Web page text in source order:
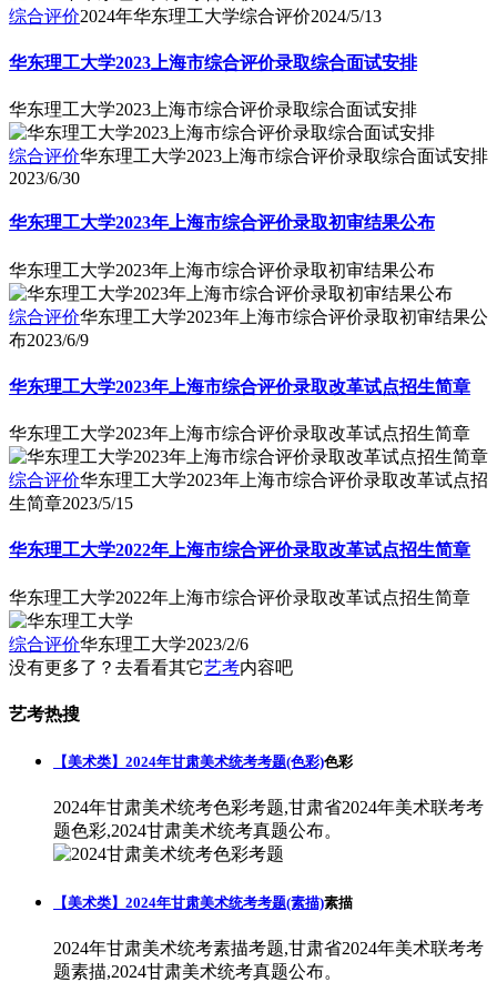
综合评价2024年华东理工大学综合评价2024/5/13
华东理工大学2023上海市综合评价录取综合面试安排
华东理工大学2023上海市综合评价录取综合面试安排
综合评价华东理工大学2023上海市综合评价录取综合面试安排
2023/6/30
华东理工大学2023年上海市综合评价录取初审结果公布
华东理工大学2023年上海市综合评价录取初审结果公布
综合评价华东理工大学2023年上海市综合评价录取初审结果公
布2023/6/9
华东理工大学2023年上海市综合评价录取改革试点招生简章
华东理工大学2023年上海市综合评价录取改革试点招生简章
综合评价华东理工大学2023年上海市综合评价录取改革试点招
生简章2023/5/15
华东理工大学2022年上海市综合评价录取改革试点招生简章
华东理工大学2022年上海市综合评价录取改革试点招生简章
综合评价华东理工大学2023/2/6
没有更多了？去看看其它艺考内容吧
艺考热搜
【美术类】2024年甘肃美术统考考题(色彩)色彩
2024年甘肃美术统考色彩考题,甘肃省2024年美术联考考
题色彩,2024甘肃美术统考真题公布。
【美术类】2024年甘肃美术统考考题(素描)素描
2024年甘肃美术统考素描考题,甘肃省2024年美术联考考
题素描,2024甘肃美术统考真题公布。